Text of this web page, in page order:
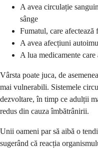
A avea circulație
sânge
Fumatul, care afectează
A avea afecțiuni
A lua medicamente care
Vârsta poate juca, de
mai vulnerabili. Sistemele
dezvoltare, în timp ce adulții
redus din cauza îmbătrânirii.
Unii oameni par să aibă o
sugerând că reacția